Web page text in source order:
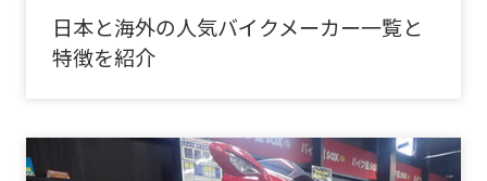
日本と海外の人気バイクメーカー一覧と
特徴を紹介